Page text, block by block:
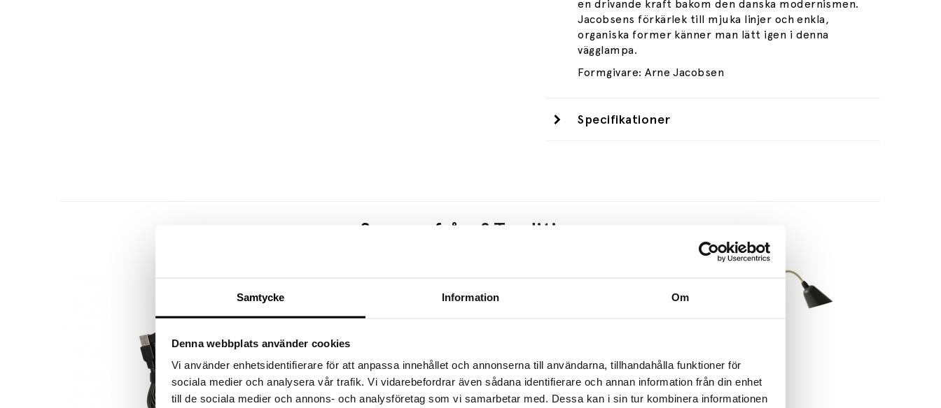
Samtycke Information Om
Denna webbplats använder cookies
Vi använder enhetsidentifierare för att anpassa innehållet och annonserna till användarna, tillhandahålla funktioner för
sociala medier och analysera vår trafik. Vi vidarebefordrar även sådana identifierare och annan information från din enhet
till de sociala medier och annons- och analysföretag som vi samarbetar med. Dessa kan i sin tur kombinera informationen
en drivande kraft bakom den danska modernismen.
Jacobsens förkärlek till mjuka linjer och enkla,
organiska former känner man lätt igen i denna
vägglampa.
Formgivare: Arne Jacobsen
Specifikationer
Se mer från &Tradition